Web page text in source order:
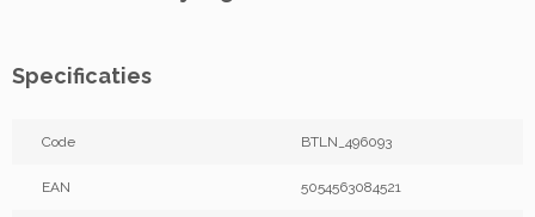
Specificaties
Code BTLN_496093
EAN 5054563084521